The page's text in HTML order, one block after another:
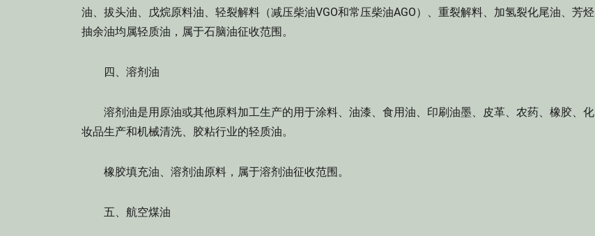
油、拔头油、戊烷原料油、轻裂解料（减压柴油VGO和常压柴油AGO）、重裂解料、加氢裂化尾油、芳烃
抽余油均属轻质油，属于石脑油征收范围。
四、溶剂油
溶剂油是用原油或其他原料加工生产的用于涂料、油漆、食用油、印刷油墨、皮革、农药、橡胶、化
妆品生产和机械清洗、胶粘行业的轻质油。
橡胶填充油、溶剂油原料，属于溶剂油征收范围。
五、航空煤油